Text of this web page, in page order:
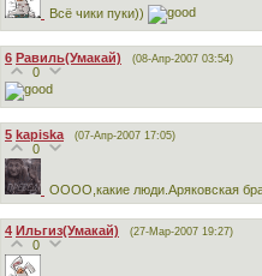
Всё чики пуки))
6 Равиль(Умакай) (08-Апр-2007 03:54)
0
5 kapiska (07-Апр-2007 17:05)
0
ОООО,какие люди.Аряковская
4 Ильгиз(Умакай) (27-Мар-2007 19:27)
0